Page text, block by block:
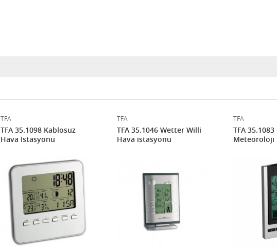
TFA
TFA 35.1098 Kablosuz
Hava İstasyonu
TFA
TFA 35.1046 Wetter Willi
Hava istasyonu
TFA
TFA
Meteoroloji